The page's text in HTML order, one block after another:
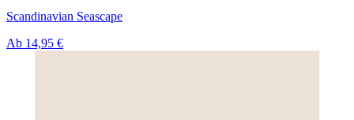
Scandinavian Seascape
Ab 14,95 €